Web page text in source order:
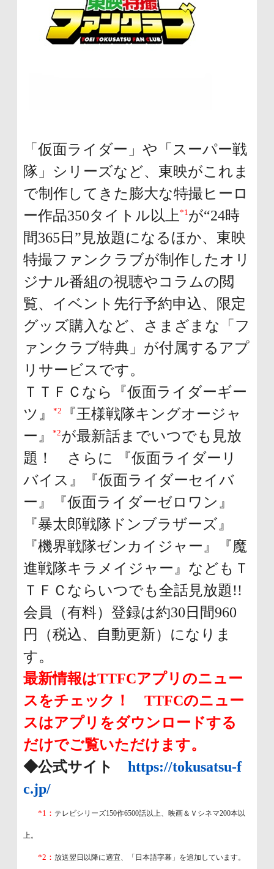
「仮面ライダー」や「スーパー戦
隊」シリーズなど、東映がこれま
で制作してきた膨大な特撮ヒーロ
ー作品350タイトル以上 *1 が“24時
間365日”見放題になるほか、東映
特撮ファンクラブが制作したオリ
ジナル番組の視聴やコラムの閲
覧、イベント先行予約申込、限定
グッズ購入など、さまざまな「フ
ァンクラブ特典」が付属するアプ
リサービスです。
ＴＴＦＣなら『仮面ライダーギー
ツ』
*2
『王様戦隊キングオージャ
ー』
*2が最新話までいつでも見放
題！ さらに 『仮面ライダーリ
バイス』『仮面ライダーセイバ
ー』『仮面ライダーゼロワン』
『暴太郎戦隊ドンブラザーズ』
『機界戦隊ゼンカイジャー』『魔
進戦隊キラメイジャー』などもＴ
ＴＦＣならいつでも全話見放題!!
会員（有料）登録は約30日間960
円（税込、自動更新）になりま
す。
最新情報はTTFCアプリのニュー
スをチェック！ TTFCのニュー
スはアプリをダウンロードする
だけでご覧いただけます。
◆公式サイト https://tokusatsu-f
c.jp/
*1： テレビシリーズ150作6500話以上、映画＆Ｖシネマ200本以
上。
*2： 放送翌日以降に適宜、「日本語字幕」を追加しています。